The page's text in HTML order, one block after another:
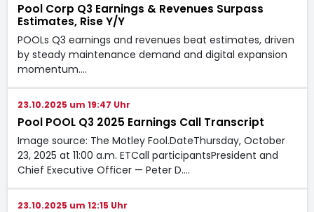
Pool Corp Q3 Earnings & Revenues Surpass
Estimates, Rise Y/Y
POOLs Q3 earnings and revenues beat estimates, driven
by steady maintenance demand and digital expansion
momentum.…
23.10.2025 um 19:47 Uhr
Pool POOL Q3 2025 Earnings Call Transcript
Image source: The Motley Fool.DateThursday, October
23, 2025 at 11:00 a.m. ETCall participantsPresident and
Chief Executive Officer — Peter D.…
23.10.2025 um 12:15 Uhr